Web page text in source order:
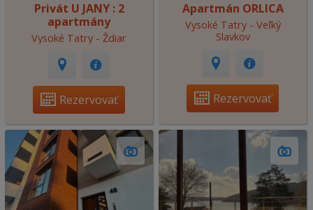
Privát U JANY : 2
apartmány
Vysoké Tatry - Ždiar
Rezervovať
Apartmán ORLICA
Vysoké Tatry - Veľký
Slavkov
Rezervovať